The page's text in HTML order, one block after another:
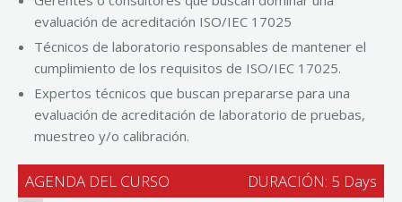
evaluación de acreditación ISO/IEC 17025
Técnicos de laboratorio responsables de mantener el
cumplimiento de los requisitos de ISO/IEC 17025.
Expertos técnicos que buscan prepararse para una
evaluación de acreditación de laboratorio de pruebas,
muestreo y/o calibración.
AGENDA DEL CURSO DURACIÓN: 5 Days